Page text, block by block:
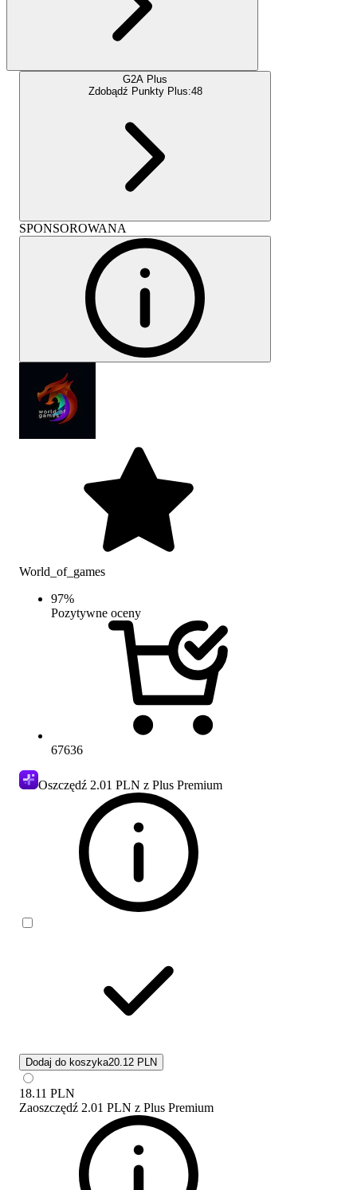
G2A Plus
Zdobądź Punkty Plus:48
SPONSOROWANA
World_of_games
97%
Pozytywne oceny
67636
Oszczędź 2.01 PLN z Plus Premium
Dodaj do koszyka20.12 PLN
18.11 PLN
Zaoszczędź 2.01 PLN z Plus Premium